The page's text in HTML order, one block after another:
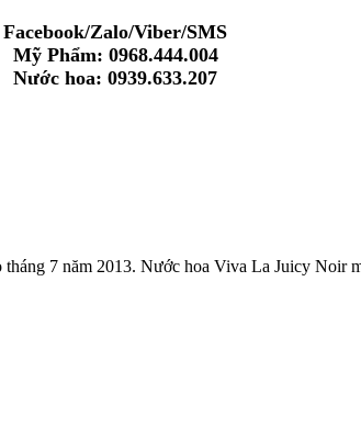
Facebook/Zalo/Viber/SMS
Mỹ Phẩm: 0968.444.004
Nước hoa: 0939.633.207
7 năm 2013. Nước hoa Viva La Juicy Noir